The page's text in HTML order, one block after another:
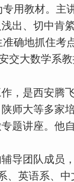
用教材。主
出、切中肯
确地抓住考
交大数学系
，是西安腾
师大等多家
题讲座。他
导团队成员
、英语系、